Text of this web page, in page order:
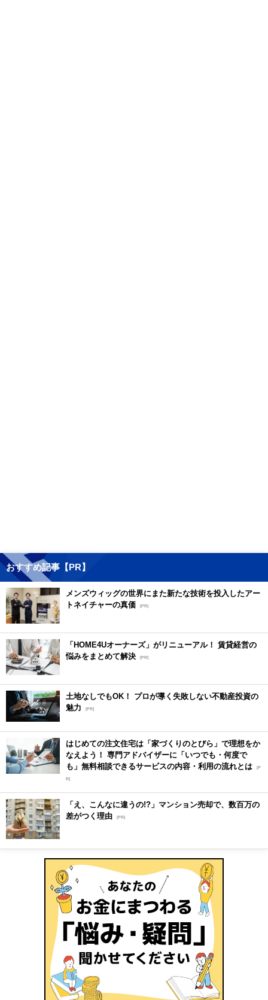
おすすめ記事【PR】
メンズウィッグの世界にまた新たな技術を投入したアー
トネイチャーの真価 [PR]
「HOME4Uオーナーズ」がリニューアル！ 賃貸経営の
悩みをまとめて解決 [PR]
土地なしでもOK！ プロが導く失敗しない不動産投資の
魅力
[PR]
はじめての注文住宅は「家づくりのとびら」で理想をか
なえよう！ 専門アドバイザーに「いつでも・何度で
も」無料相談できるサービスの内容・利用の流れとは [P
R]
「え、こんなに違うの!?」マンション売却で、数百万の
差がつく理由 [PR]